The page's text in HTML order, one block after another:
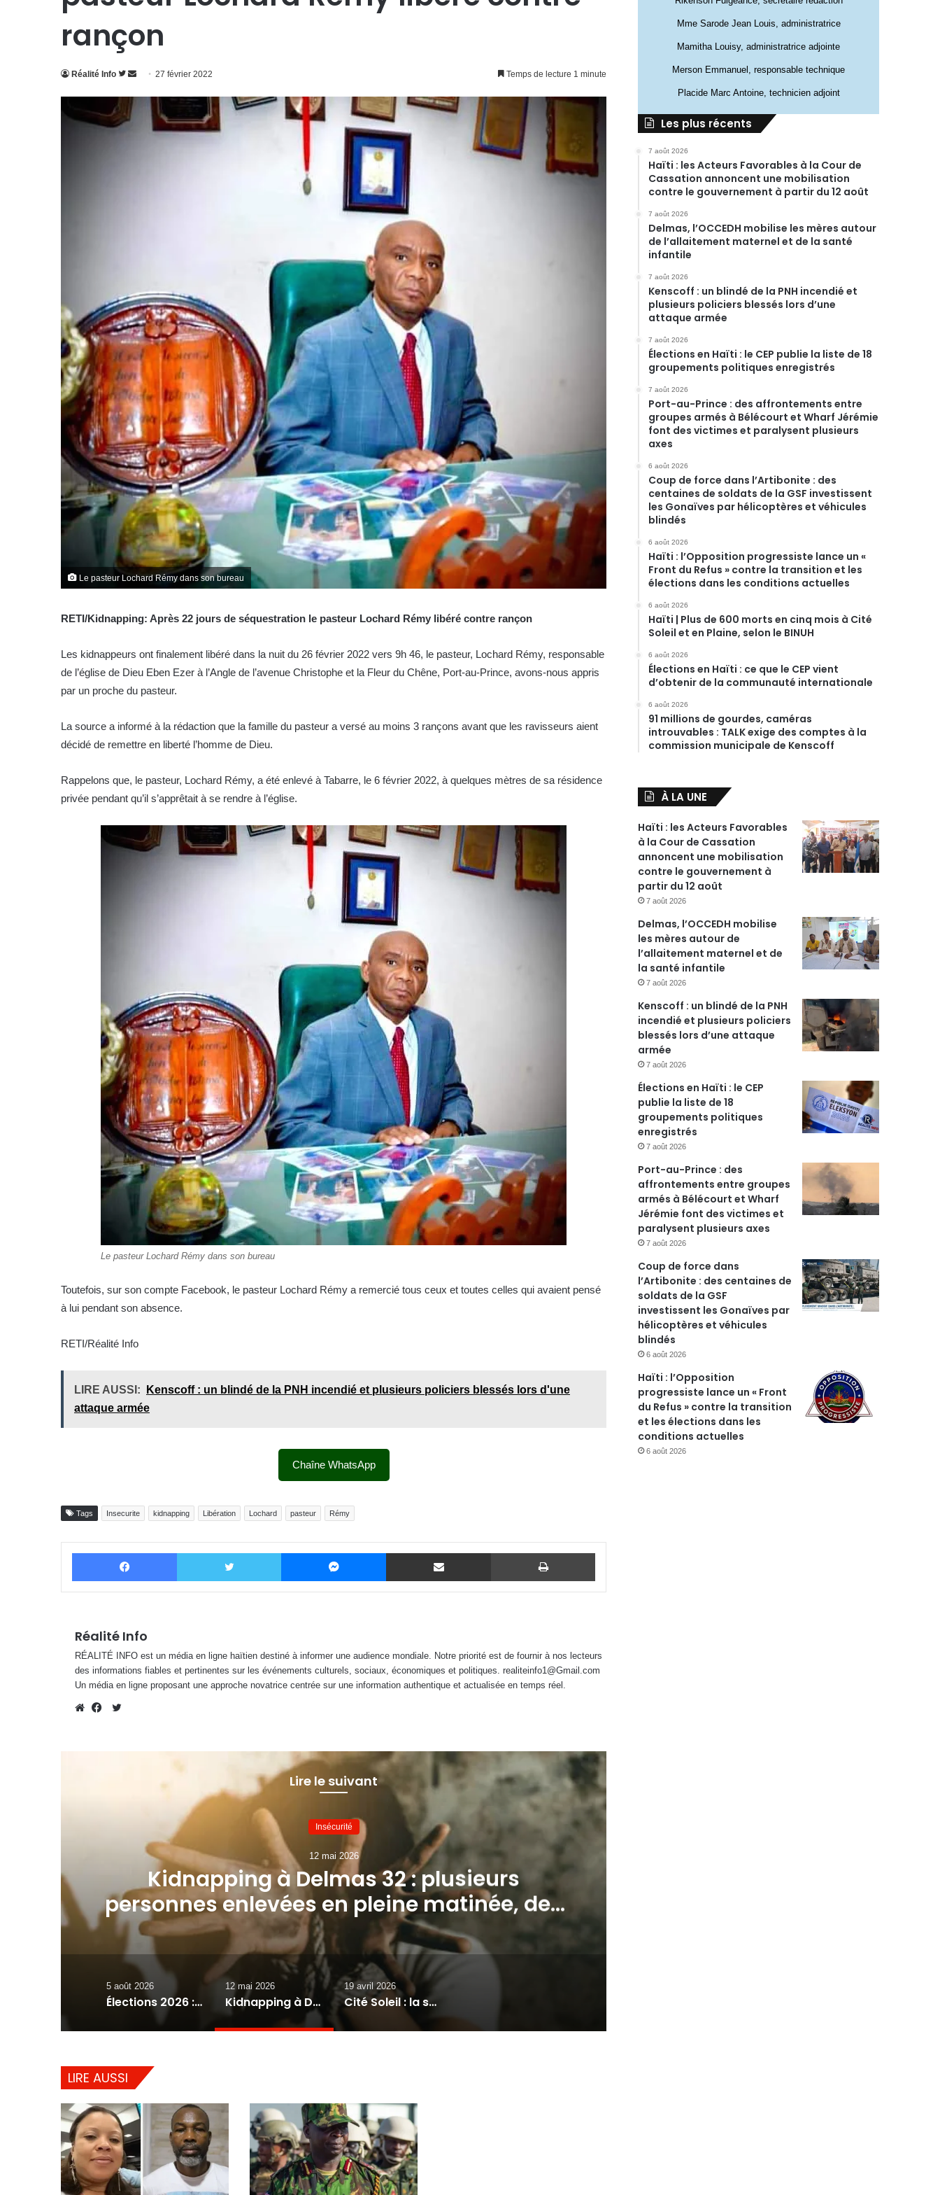
rançon
Réalité Info
Suivre
Twitter
Envoyer27 février 2022 Temps de lecture 1 minute
Le pasteur Lochard Rémy dans son bureau
RETI/Kidnapping: Après 22 jours de séquestration le pasteur Lochard Rémy libéré contre rançon
Les kidnappeurs ont finalement libéré dans la nuit du 26 février 2022 vers 9h 46, le pasteur, Lochard Rémy, responsable
de l’église de Dieu Eben Ezer à l’Angle de l’avenue Christophe et la Fleur du Chêne, Port-au-Prince, avons-nous appris
par un proche du pasteur.
La source a informé à la rédaction que la famille du pasteur a versé au moins 3 rançons avant que les ravisseurs aient
décidé de remettre en liberté l’homme de Dieu.
Rappelons que, le pasteur, Lochard Rémy, a été enlevé à Tabarre, le 6 février 2022, à quelques mètres de sa résidence
privée pendant qu’il s’apprêtait à se rendre à l’église.
Le pasteur Lochard Rémy dans son bureau
Toutefois, sur son compte Facebook, le pasteur Lochard Rémy a remercié tous ceux et toutes celles qui avaient pensé
à lui pendant son absence.
RETI/Réalité Info
LIRE AUSSI:
Kenscoff : un blindé de la PNH incendié et plusieurs policiers blessés lors d'une
attaque armée
Chaîne WhatsApp
Tags Insecurite kidnapping Libération Lochard pasteur Rémy
Facebook Twitter Messenger Partager par email Imprimer
Réalité Info
RÉALITÉ INFO est un média en ligne haïtien destiné à informer une audience mondiale. Notre priorité est de fournir à nos lecteurs
des informations fiables et pertinentes sur les événements culturels, sociaux, économiques et politiques. realiteinfo1@Gmail.com
Un média en ligne proposant une approche novatrice centrée sur une information authentique et actualisée en temps réel.
Lire le suivant
Insécurité
12 mai 2026
Kidnapping à Delmas 32 : plusieurs
personnes enlevées en pleine matinée, des
élèves blessés par balles
5 août 2026
Élections 2026 : le gouvernement lance le processus, mais où siégeront les futurs parlementaires ?
12 mai 2026
Kidnapping à Delmas 32 : plusieurs personnes enlevées en pleine matinée, des élèves blessés par balles
19 avril 2026
Cité Soleil : la société civile lance un cri d’alarme face à une situation jugée “hors de contrôle”
LIRE AUSSI
Mme Sarode Jean Louis, administratrice
Mamitha Louisy, administratrice adjointe
Merson Emmanuel, responsable technique
Placide Marc Antoine, technicien adjoint
Les plus récents
7 août 2026
Haïti : les Acteurs Favorables à la Cour de
Cassation annoncent une mobilisation
contre le gouvernement à partir du 12 août
7 août 2026
Delmas, l’OCCEDH mobilise les mères autour
de l’allaitement maternel et de la santé
infantile
7 août 2026
Kenscoff : un blindé de la PNH incendié et
plusieurs policiers blessés lors d’une
attaque armée
7 août 2026
Élections en Haïti : le CEP publie la liste de 18
groupements politiques enregistrés
7 août 2026
Port-au-Prince : des affrontements entre
groupes armés à Bélécourt et Wharf Jérémie
font des victimes et paralysent plusieurs
axes
6 août 2026
Coup de force dans l’Artibonite : des
centaines de soldats de la GSF investissent
les Gonaïves par hélicoptères et véhicules
blindés
6 août 2026
Haïti : l’Opposition progressiste lance un «
Front du Refus » contre la transition et les
élections dans les conditions actuelles
6 août 2026
Haïti | Plus de 600 morts en cinq mois à Cité
Soleil et en Plaine, selon le BINUH
6 août 2026
Élections en Haïti : ce que le CEP vient
d’obtenir de la communauté internationale
6 août 2026
91 millions de gourdes, caméras
introuvables : TALK exige des comptes à la
commission municipale de Kenscoff
À LA UNE
Haïti : les Acteurs Favorables
à la Cour de Cassation
annoncent une mobilisation
contre le gouvernement à
partir du 12 août
7 août 2026
Delmas, l’OCCEDH mobilise
les mères autour de
l’allaitement maternel et de
la santé infantile
7 août 2026
Kenscoff : un blindé de la PNH
incendié et plusieurs policiers
blessés lors d’une attaque
armée
7 août 2026
Élections en Haïti : le CEP
publie la liste de 18
groupements politiques
enregistrés
7 août 2026
Port-au-Prince : des
affrontements entre groupes
armés à Bélécourt et Wharf
Jérémie font des victimes et
paralysent plusieurs axes
7 août 2026
Coup de force dans
l’Artibonite : des centaines de
soldats de la GSF
investissent les Gonaïves par
hélicoptères et véhicules
blindés
6 août 2026
Haïti : l’Opposition
progressiste lance un « Front
du Refus » contre la transition
et les élections dans les
conditions actuelles
6 août 2026